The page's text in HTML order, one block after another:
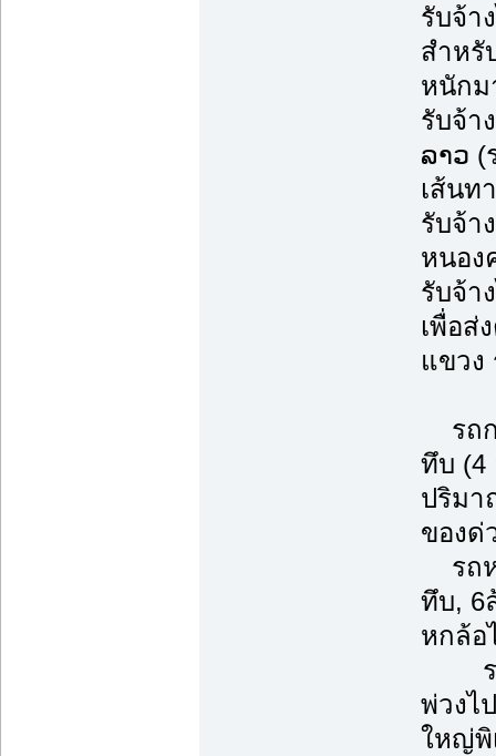
รับจ้า
สำหรั
หนักม
รับจ้า
ລາວ (
เส้นท
รับจ้า
หนอง
รับจ้า
เพื่อส่
แขวง
รถก
ทึบ (4
ปริมา
ของด่
รถห
ทึบ, 6
หกล้อ
รถพ่
พ่วงไ
ใหญ่พิ